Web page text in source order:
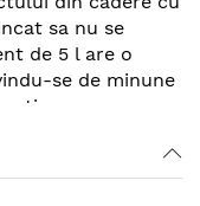
sa nu se
de 5 l are o
se de minune
pe masa,